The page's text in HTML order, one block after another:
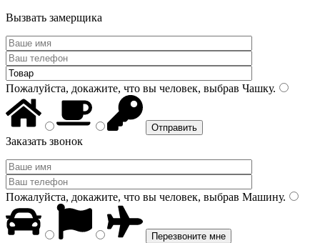
Вызвать замерщика
Пожалуйста, докажите, что вы человек, выбрав Чашку.
Заказать звонок
Пожалуйста, докажите, что вы человек, выбрав Машину.